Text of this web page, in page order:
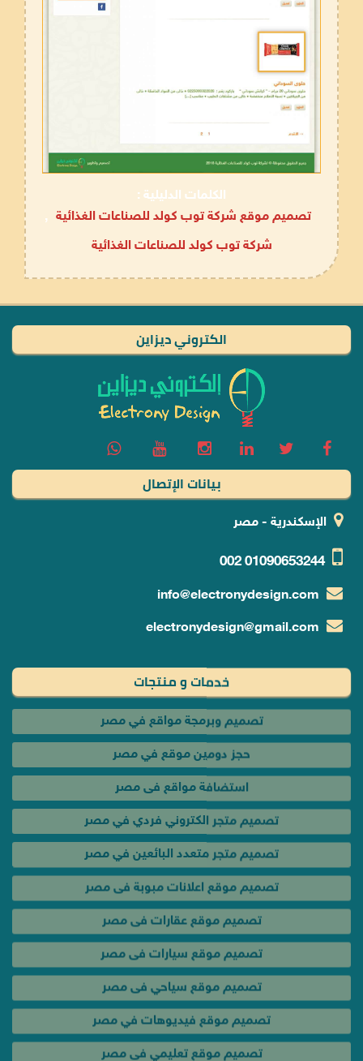
الكلمات الدليلية :
تصميم موقع شركة توب كولد للصناعات الغذائية ,
شركة توب كولد للصناعات الغذائية
الكتروني ديزاين
بيانات الإتصال
الإسكندرية - مصر
01090653244
002
info@electronydesign.com
electronydesign@gmail.com
خدمات و منتجات
تصميم وبرمجة مواقع في مصر
حجز دومين موقع في مصر
استضافة مواقع فى مصر
تصميم متجر الكتروني فردي في مصر
تصميم متجر متعدد البائعين في مصر
تصميم موقع اعلانات مبوبة فى مصر
تصميم موقع عقارات فى مصر
تصميم موقع سيارات فى مصر
تصميم موقع سياحي فى مصر
تصميم موقع فيديوهات في مصر
تصميم موقع تعليمي فى مصر